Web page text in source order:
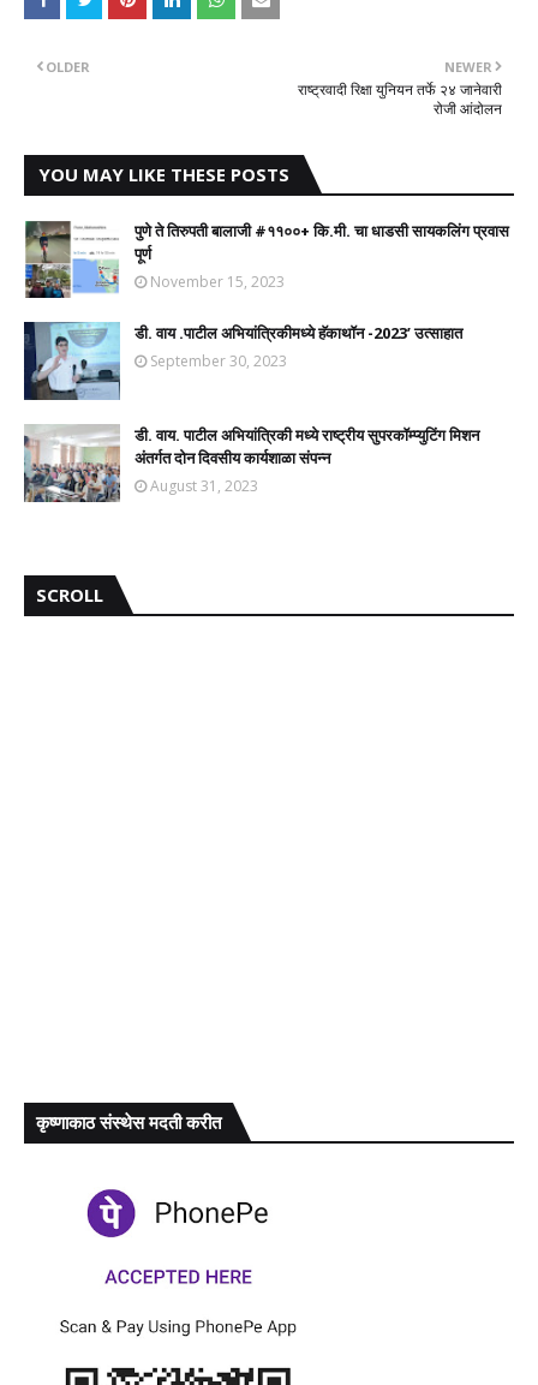
NEWER
राष्ट्रवादी रिक्षा युनियन तर्फे २४ जानेवारी
रोजी आंदोलन
OLDER
YOU MAY LIKE THESE POSTS
पुणे ते तिरुपती बालाजी #११००+ कि.मी. चा धाडसी सायकलिंग प्रवास
पूर्ण
November 15, 2023
डी. वाय .पाटील अभियांत्रिकीमध्ये हॅकाथॉन -2023’ उत्साहात
September 30, 2023
डी. वाय. पाटील अभियांत्रिकी मध्ये राष्ट्रीय सुपरकॉम्प्युटिंग मिशन
अंतर्गत दोन दिवसीय कार्यशाळा संपन्न
August 31, 2023
SCROLL
कृष्णाकाठ संस्थेस मदती करीत